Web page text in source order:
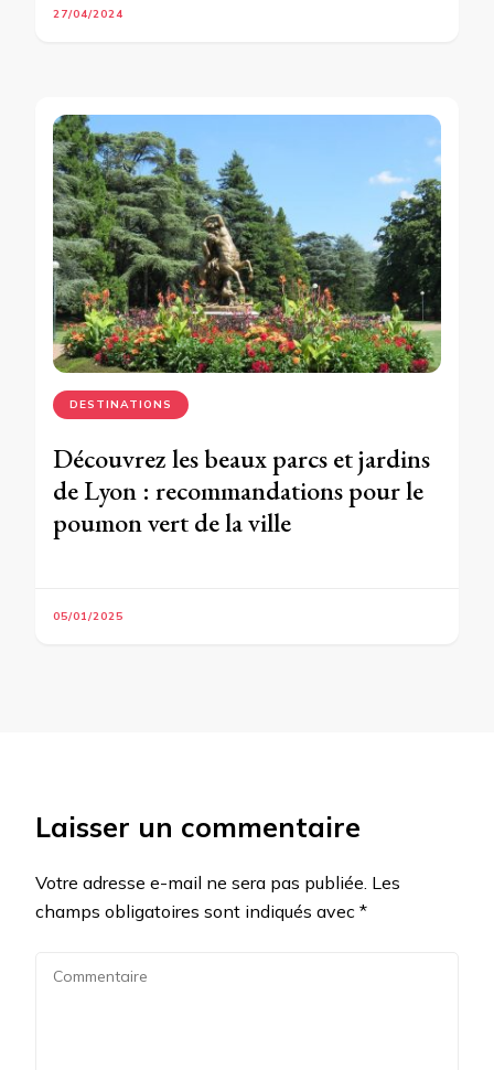
27/04/2024
DESTINATIONS
Découvrez les beaux parcs et jardins
de Lyon : recommandations pour le
poumon vert de la ville
05/01/2025
Laisser un commentaire
Votre adresse e-mail ne sera pas publiée. Les
champs obligatoires sont indiqués avec *